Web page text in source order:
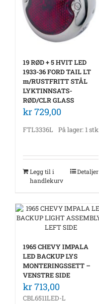
19 RØD + 5 HVIT LED
1933-36 FORD TAIL LT
m/RUSTFRITT STÅL
LYKTINNSATS-
RØD/CLR GLASS
kr 729,00
FTL3336L På lager: 1 stk
Legg til i
handlekurv
Detaljer
1965 CHEVY IMPALA
LED BACKUP LYS
MONTERINGSSETT –
VENSTRE SIDE
kr 713,00
CBL6511LED-L